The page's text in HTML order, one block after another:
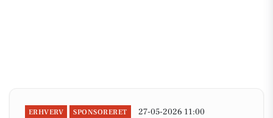
ERHVERV SPONSORERET 27-05-2026 11:00